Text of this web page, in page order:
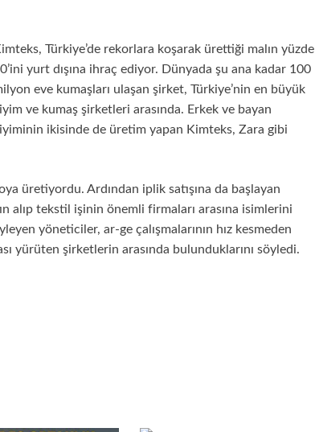
Türkiye’de rekorlara koşarak ürettiği malın yüzde
yurt dışına ihraç ediyor. Dünyada şu ana kadar 100
eve kumaşları ulaşan şirket, Türkiye’nin en büyük
ve kumaş şirketleri arasında. Erkek ve bayan
ikisinde de üretim yapan Kimteks, Zara gibi
üretiyordu. Ardından iplik satışına da başlayan
alıp tekstil işinin önemli firmaları arasına isimlerini
yöneticiler, ar-ge çalışmalarının hız kesmeden
yürüten şirketlerin arasında bulunduklarını söyledi.